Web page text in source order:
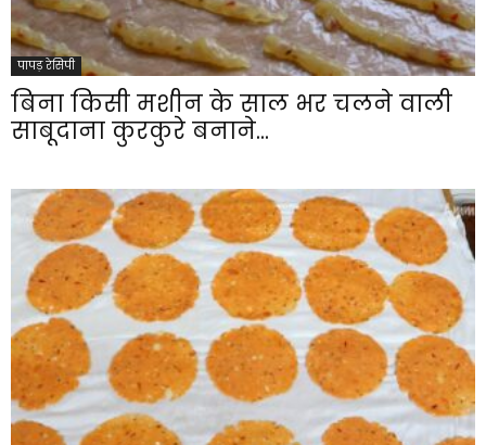
पापड़ रेसिपी
बिना किसी मशीन के साल भर चलने वाली
साबूदाना कुरकुरे बनाने...